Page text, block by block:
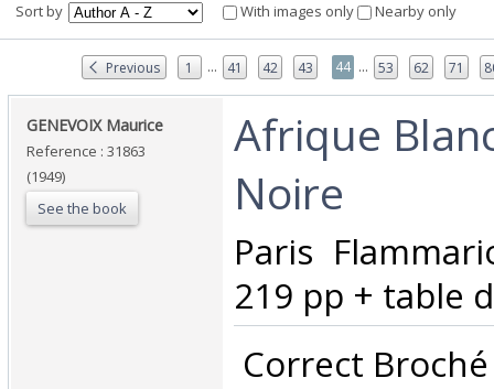
Sort by With images only Nearby only
Previous 1 ... 41 42 43 44 ... 53 62 71
‎GENEVOIX Maurice‎
Reference : 31863
(1949)
See the book
‎Afrique
Noire‎
‎Paris
219 pp + table
Correct